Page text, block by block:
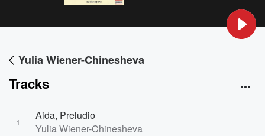
Yulia Wiener-Chinesheva
Tracks
1
Aida, Preludio
Yulia Wiener-Chinesheva